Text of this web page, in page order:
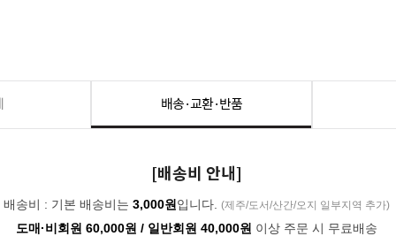
배송·교환·반품
[배송비 안내]
배송비 : 기본 배송비는 3,000원입니다. (제주/도서/산간/오지 일부지역 추가)
도매·비회원 60,000원 / 일반회원 40,000원 이상 주문 시 무료배송